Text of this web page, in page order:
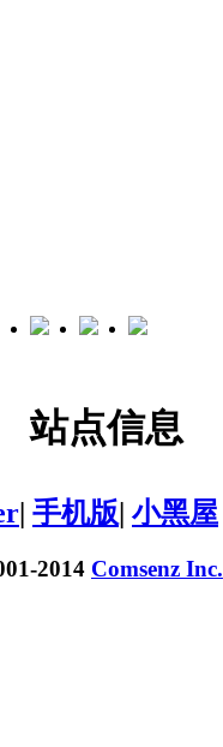
站点信息
| 手机版| 小黑屋
2014 Comsenz Inc.